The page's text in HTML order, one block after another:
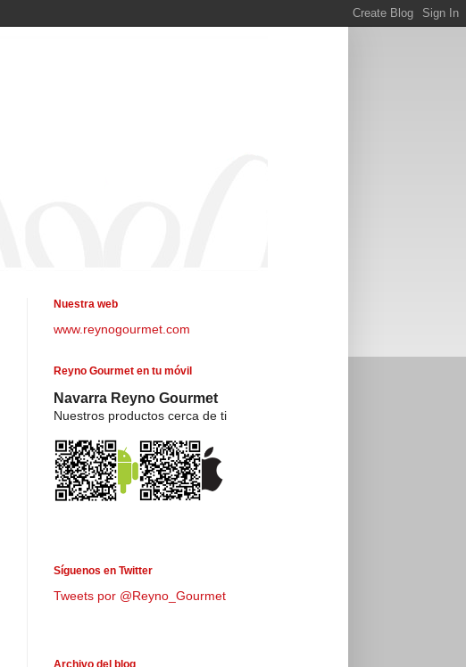
Nuestra web
www.reynogourmet.com
Reyno Gourmet en tu móvil
Navarra Reyno Gourmet
Nuestros productos cerca de ti
Síguenos en Twitter
Tweets por @Reyno_Gourmet
Archivo del blog